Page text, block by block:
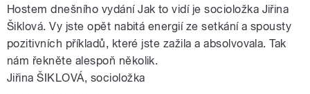
Hostem dnešního vydání Jak to vidí je socioložka Jiřina
Šiklová. Vy jste opět nabitá energií ze setkání a spousty
pozitivních příkladů, které jste zažila a absolvovala. Tak
nám řekněte alespoň několik.
Jiřina ŠIKLOVÁ, socioložka